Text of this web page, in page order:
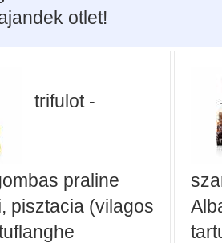
otlet!
trifulot -
praline
pisztacia (vilagos